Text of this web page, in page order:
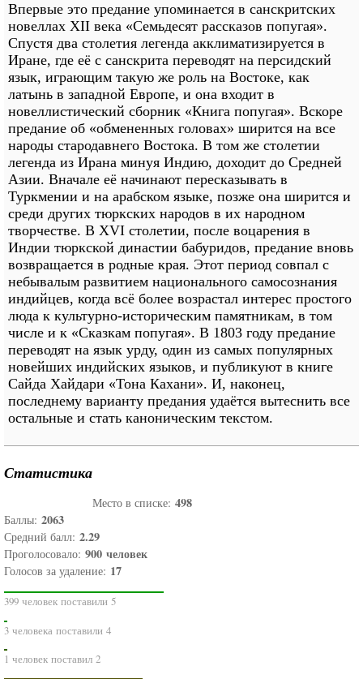
Впервые это предание упоминается в санскритских
новеллах XII века «Семьдесят рассказов попугая».
Спустя два столетия легенда акклиматизируется в
Иране, где её с санскрита переводят на персидский
язык, играющим такую же роль на Востоке, как
латынь в западной Европе, и она входит в
новеллистический сборник «Книга попугая». Вскоре
предание об «обмененных головах» ширится на все
народы стародавнего Востока. В том же столетии
легенда из Ирана минуя Индию, доходит до Средней
Азии. Вначале её начинают пересказывать в
Туркмении и на арабском языке, позже она ширится и
среди других тюркских народов в их народном
творчестве. В XVI столетии, после воцарения в
Индии тюркской династии бабуридов, предание вновь
возвращается в родные края. Этот период совпал с
небывалым развитием национального самосознания
индийцев, когда всё более возрастал интерес простого
люда к культурно-историческим памятникам, в том
числе и к «Сказкам попугая». В 1803 году предание
переводят на язык урду, один из самых популярных
новейших индийских языков, и публикуют в книге
Сайда Хайдари «Тона Кахани». И, наконец,
последнему варианту предания удаётся вытеснить все
остальные и стать каноническим текстом.
Статистика
Место в списке: 498
Баллы: 2063
Средний балл: 2.29
Проголосовало: 900 человек
Голосов за удаление: 17
399 человек поставили 5
3 человека поставили 4
1 человек поставил 2